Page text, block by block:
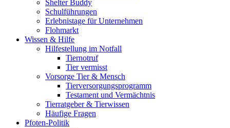
Shelter Buddy
Schulführungen
Erlebnistage für Unternehmen
Flohmarkt
Wissen & Hilfe
Hilfestellung im Notfall
Tiernotruf
Tier vermisst
Vorsorge Tier & Mensch
Tierversorgungsprogramm
Testament und Vermächtnis
Tierratgeber & Tierwissen
Häufige Fragen
Pfoten-Politik